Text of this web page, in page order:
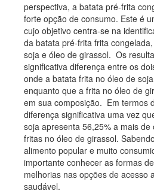
perspectiva, a batata pré-frita
forte opção de consumo. Este é
cujo objetivo centra-se na
da batata pré-frita frita
soja e óleo de girassol. Os
significativa diferença entre os
onde a batata frita no óleo de
enquanto que a frita no óleo de
em sua composição. Em termos
diferença significativa uma vez
soja apresenta 56,25% a mais
fritas no óleo de girassol.
alimento popular e muito
importante conhecer as formas
melhorias nas opções de acesso
saudável.